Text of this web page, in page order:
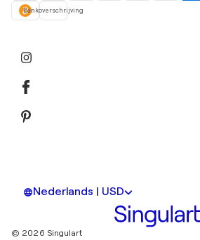
Bankoverschrijving
Nederlands | USD
© 2026 Singulart